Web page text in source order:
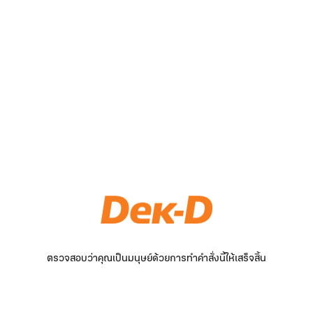
ตรวจสอบว่าคุณเป็นมนุษย์ด้วยการทำคำสั่งนี้ให้เสร็จสิ้น